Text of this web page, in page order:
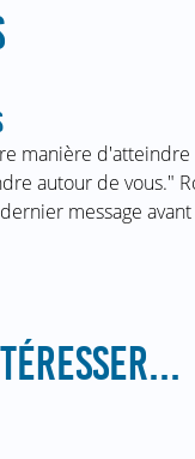
manière
autour de vous."
message